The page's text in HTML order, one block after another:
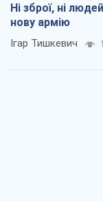
Ні зброї, ні
нову армію
Ігар Тишкевич